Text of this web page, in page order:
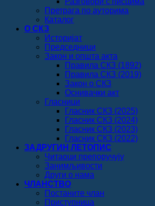
Претрага по ауторима
Каталог
О СКЗ
Историјат
Председници
Закон и општа акта
Правила СКЗ (1892)
Правила СКЗ (2019)
Закон о СКЗ
Оснивачки акт
Гласници
Гласник СКЗ (2025)
Гласник СКЗ (2024)
Гласник СКЗ (2023)
Гласник СКЗ (2022)
ЗАДРУГИН ЛЕТОПИС
Читаоци препоручују
Занимљивости
Други о нама
ЧЛАНСТВО
Постаните члан
Приступница